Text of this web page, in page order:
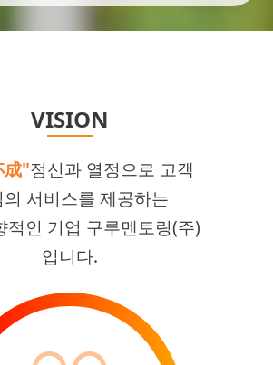
VISION
成"정신과 열정으로 고객
의 서비스를 제공하는
적인 기업 구루멘토링(주)
입니다.